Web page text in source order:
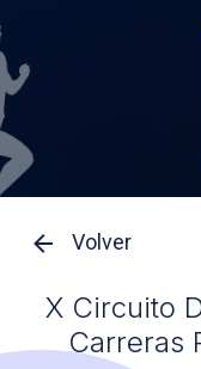
Volver
X Circuito
Carreras